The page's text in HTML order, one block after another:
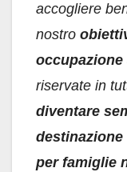
accogliere
nostro
occupazione
riservate in
diventare
per famiglie